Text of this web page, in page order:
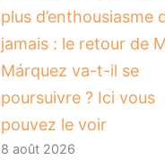
plus d’enthousiasme
jamais : le retour de
Márquez va-t-il se
poursuivre ? Ici vous
pouvez le voir
8 août 2026